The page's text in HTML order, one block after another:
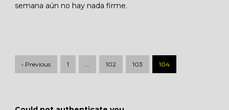
semana aún no hay nada firme.
‹ Previous 1 102 103 104